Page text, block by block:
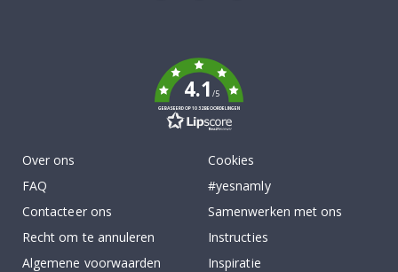
4.1/5
GEBASEERD OP 1032 BEOORDELINGEN
Over ons
FAQ
Contacteer ons
Recht om te annuleren
Algemene voorwaarden
Cookies
#yesnamly
Samenwerken met ons
Instructies
Inspiratie